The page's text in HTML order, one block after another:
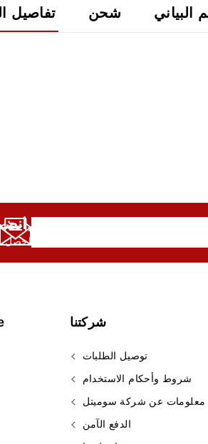
تفاصيل شحن
انضم إلى النشرة الإخبارية لدينا,
احصل
شركتنا
توصيل الطلبات
شروط وأحكام الاستخدام
معلومات عن شركة سوميتل
الدفع الآمن